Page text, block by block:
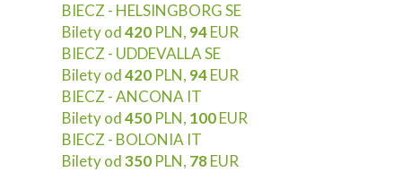
BIECZ - HELSINGBORG SE
Bilety od420 PLN, 94EUR
BIECZ - UDDEVALLA SE
Bilety od420 PLN, 94EUR
BIECZ - ANCONA IT
Bilety od450 PLN, 100EUR
BIECZ - BOLONIA IT
Bilety od350 PLN, 78EUR